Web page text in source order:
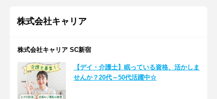
株式会社キャリア
株式会社キャリア SC新宿
【デイ・介護士】眠っている資格、活かしま
せんか？20代～50代活躍中☆